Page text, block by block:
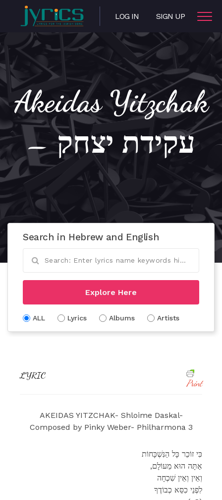
LOG IN SIGN UP
Akeidas Yitzchak
– עקידת יצחק
Search in Hebrew and English
Explore Here
ALL Lyrics Albums Artists
LYRIC
Print
AKEIDAS YITZCHAK- Shloime Daskal-
Composed by Pinky Weber- Philharmona 3
כִּי זוֹכֵר כָּל הַנִּשְׁכָּחוֹת
,אַתָּה הוּא מֵעוֹלָם
וְאֵין וְאֵין שִׁכְחָה
לִפְנֵי כִסֵּא כְבוֹדֶךָ